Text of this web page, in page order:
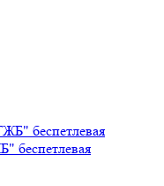
беспетлевая